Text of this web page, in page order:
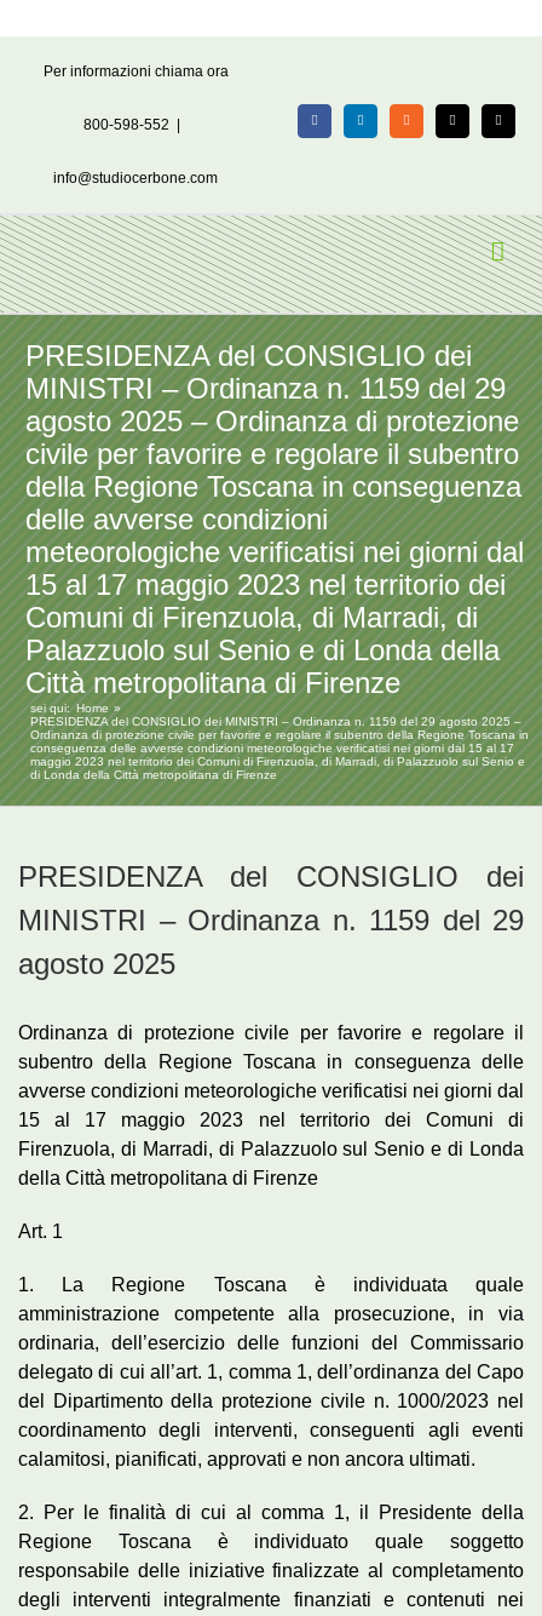
Per informazioni chiama ora
800-598-552
info@studiocerbone.com
FacebookLinkedIn Rss X Email
PRESIDENZA del CONSIGLIO dei
MINISTRI – Ordinanza n. 1159 del 29
agosto 2025 – Ordinanza di protezione
civile per favorire e regolare il subentro
della Regione Toscana in conseguenza
delle avverse condizioni
meteorologiche verificatisi nei giorni dal
15 al 17 maggio 2023 nel territorio dei
Comuni di Firenzuola, di Marradi, di
Palazzuolo sul Senio e di Londa della
Città metropolitana di Firenze
sei qui: Home
PRESIDENZA del CONSIGLIO dei MINISTRI – Ordinanza n. 1159 del 29 agosto 2025 –
Ordinanza di protezione civile per favorire e regolare il subentro della Regione Toscana in
conseguenza delle avverse condizioni meteorologiche verificatisi nei giorni dal 15 al 17
maggio 2023 nel territorio dei Comuni di Firenzuola, di Marradi, di Palazzuolo sul Senio e
di Londa della Città metropolitana di Firenze
PRESIDENZA del CONSIGLIO dei
MINISTRI – Ordinanza n. 1159 del 29
agosto 2025
Ordinanza di protezione civile per favorire e regolare il
subentro della Regione Toscana in conseguenza delle
avverse condizioni meteorologiche verificatisi nei giorni dal
15 al 17 maggio 2023 nel territorio dei Comuni di
Firenzuola, di Marradi, di Palazzuolo sul Senio e di Londa
della Città metropolitana di Firenze
Art. 1
1. La Regione Toscana è individuata quale
amministrazione competente alla prosecuzione, in via
ordinaria, dell’esercizio delle funzioni del Commissario
delegato di cui all’art. 1, comma 1, dell’ordinanza del Capo
del Dipartimento della protezione civile n. 1000/2023 nel
coordinamento degli interventi, conseguenti agli eventi
calamitosi, pianificati, approvati e non ancora ultimati.
2. Per le finalità di cui al comma 1, il Presidente della
Regione Toscana è individuato quale soggetto
responsabile delle iniziative finalizzate al completamento
degli interventi integralmente finanziati e contenuti nei